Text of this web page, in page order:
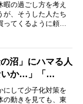
の過ごし方を考え
が、そうした人たち
てくるように頼む
沼」にハマる人
いか…」「…
して少子化対策を
の動きを見ても、東